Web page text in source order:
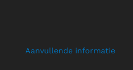
Aanvullende informatie